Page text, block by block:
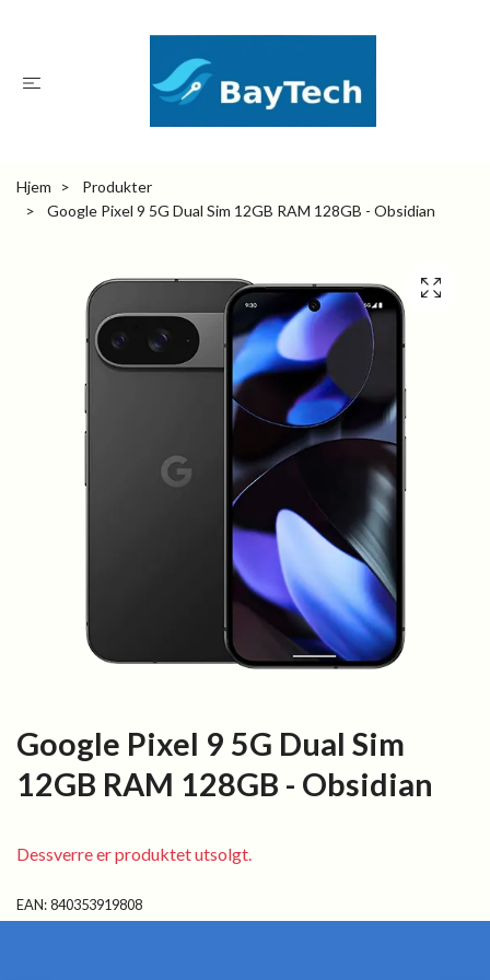
Hjem
Produkter
Google Pixel 9 5G Dual Sim 12GB RAM 128GB - Obsidian
Google Pixel 9 5G Dual Sim
12GB RAM 128GB - Obsidian
Dessverre er produktet utsolgt.
EAN:840353919808